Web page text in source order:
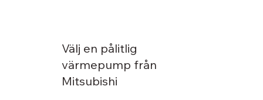
Välj en pålitlig
värmepump från
Mitsubishi